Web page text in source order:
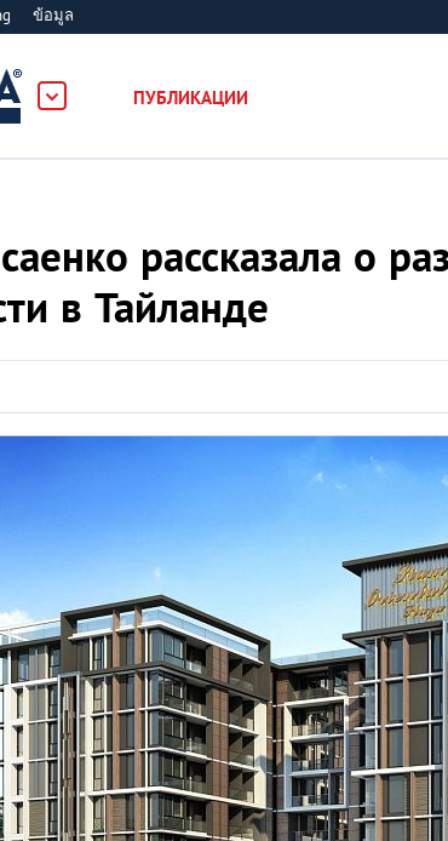
ข้อมูล
ПУБЛИКАЦИИ
рассказала о
в Тайланде